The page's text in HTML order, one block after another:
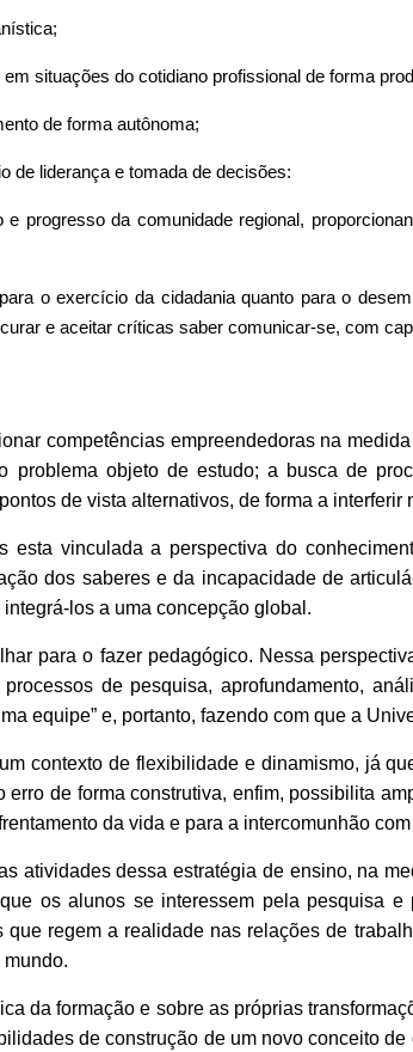
situações do cotidiano profissional de forma
de forma autônoma;
de liderança e tomada de decisões:
progresso da comunidade regional,
o exercício da cidadania quanto para o
e aceitar críticas saber comunicar-se, com
competências empreendedoras na
problema objeto de estudo; a busca de
de vista alternativos, de forma a
esta vinculada a perspectiva do
dos saberes e da incapacidade de
los a uma concepção global.
para o fazer pedagógico. Nessa
de pesquisa, aprofundamento,
equipe” e, portanto, fazendo com que a
contexto de flexibilidade e dinamismo, já
erro de forma construtiva, enfim, possibilita
da vida e para a intercomunhão
atividades dessa estratégia de ensino, na
os alunos se interessem pela pesquisa
que regem a realidade nas relações de
da formação e sobre as próprias
de construção de um novo conceito